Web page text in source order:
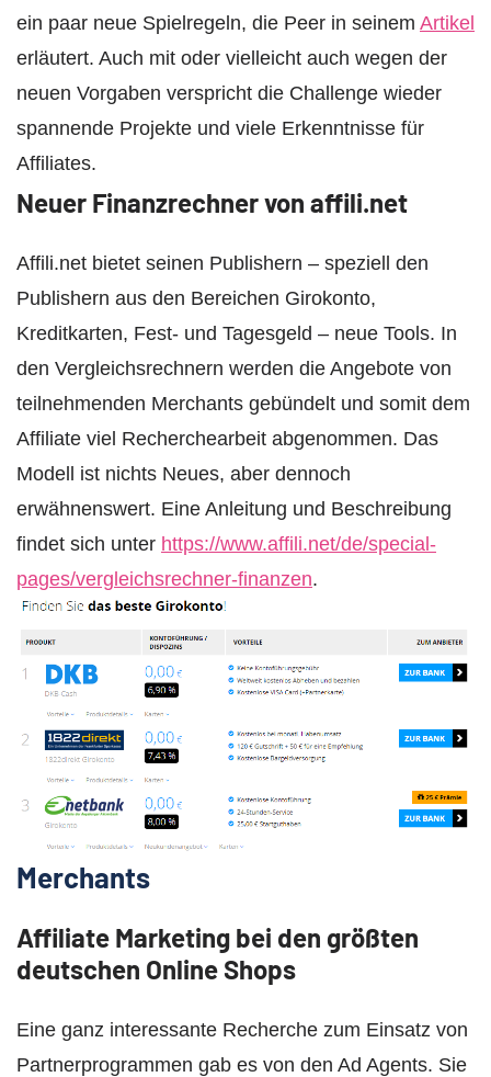
ein paar neue Spielregeln, die Peer in seinem Artikel
erläutert. Auch mit oder vielleicht auch wegen der
neuen Vorgaben verspricht die Challenge wieder
spannende Projekte und viele Erkenntnisse für
Affiliates.
Neuer Finanzrechner von affili.net
Affili.net bietet seinen Publishern – speziell den
Publishern aus den Bereichen Girokonto,
Kreditkarten, Fest- und Tagesgeld – neue Tools. In
den Vergleichsrechnern werden die Angebote von
teilnehmenden Merchants gebündelt und somit dem
Affiliate viel Recherchearbeit abgenommen. Das
Modell ist nichts Neues, aber dennoch
erwähnenswert. Eine Anleitung und Beschreibung
findet sich unter https://www.affili.net/de/special-
pages/vergleichsrechner-finanzen.
Merchants
Affiliate Marketing bei den größten
deutschen Online Shops
Eine ganz interessante Recherche zum Einsatz von
Partnerprogrammen gab es von den Ad Agents. Sie